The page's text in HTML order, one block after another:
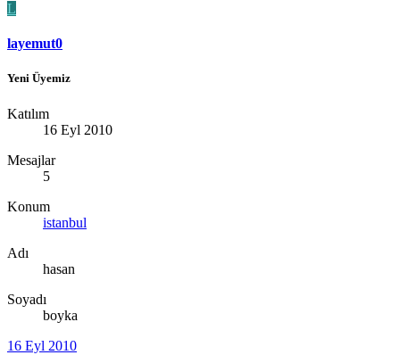
L
layemut0
Yeni Üyemiz
Katılım
16 Eyl 2010
Mesajlar
5
Konum
istanbul
Adı
hasan
Soyadı
boyka
16 Eyl 2010